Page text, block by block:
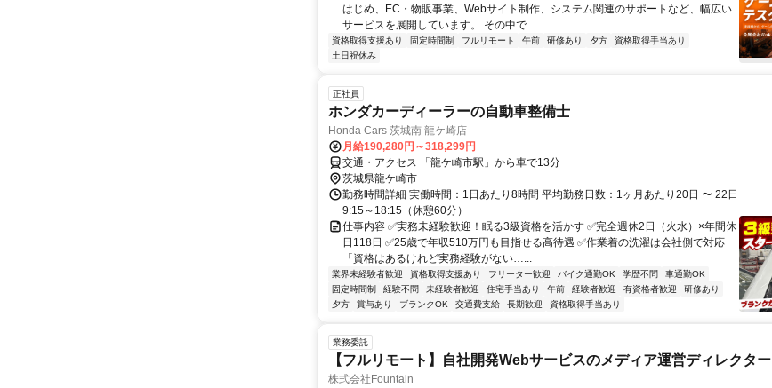
はじめ、EC・物販事業、Webサイト制作、システム関連のサポートなど、幅広い
サービスを展開しています。 その中で...
資格取得支援あり 固定時間制 フルリモート 午前 研修あり 夕方
資格取得手当あり
土日祝休み
正社員
ホンダカーディーラーの自動車整備士
Honda Cars 茨城南 龍ケ崎店
月給190,280円～318,299円
交通・アクセス 「龍ケ崎市駅」から車で13分
茨城県龍ケ崎市
勤務時間詳細 実働時間：1日あたり8時間 平均勤務日数：1ヶ月あたり20日 〜 22日
9:15～18:15（休憩60分）
仕事内容 ✅実務未経験歓迎！眠る3級資格を活かす ✅完全週休2日（火水）×年間休
日118日 ✅25歳で年収510万円も目指せる高待遇 ✅作業着の洗濯は会社側で対応
「資格はあるけれど実務経験がない…...
業界未経験者歓迎 資格取得支援あり フリーター歓迎 バイク通勤OK 学歴不問
車通勤OK
固定時間制
経験不問 未経験者歓迎 住宅手当あり 午前 経験者歓迎 有資格者歓迎
研修あり
夕方
賞与あり ブランクOK 交通費支給 長期歓迎 資格取得手当あり
業務委託
【フルリモート】自社開発Webサービスのメディア運営ディレクター
株式会社Fountain